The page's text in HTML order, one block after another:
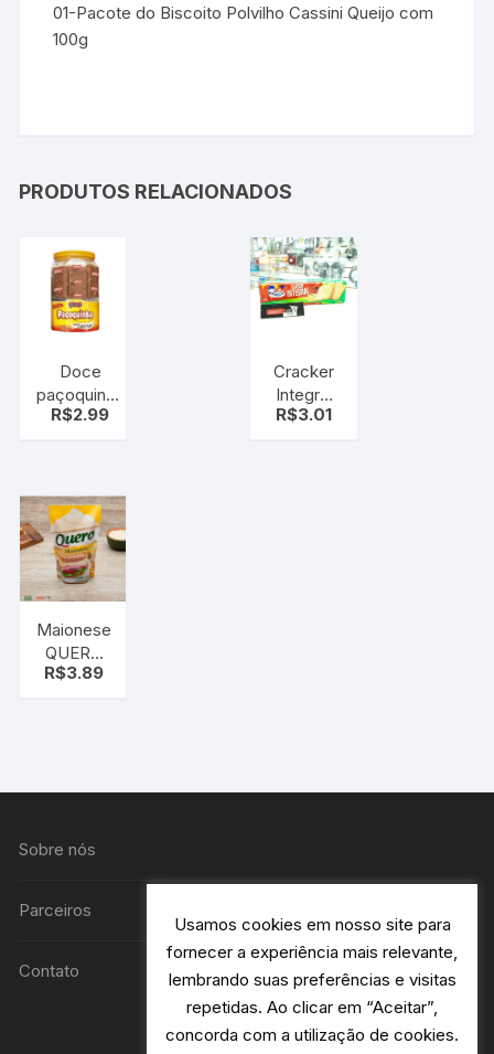
01-Pacote do Biscoito Polvilho Cassini Queijo com
100g
PRODUTOS RELACIONADOS
Doce
paçoquinha
tipo
65 g
R$2.99
Cracker
Integral
200 g
R$3.01
Maionese
QUERO
Sachê
R$3.89
Sobre nós
Parceiros
Contato
Usamos cookies em nosso site para
fornecer a experiência mais relevante,
lembrando suas preferências e visitas
repetidas. Ao clicar em “Aceitar”,
concorda com a utilização de cookies.